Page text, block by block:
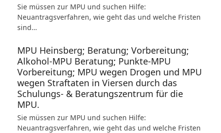
Sie müssen zur MPU und suchen Hilfe:
Neuantragsverfahren, wie geht das und welche Fristen
sind…
MPU Heinsberg; Beratung; Vorbereitung;
Alkohol-MPU Beratung; Punkte-MPU
Vorbereitung; MPU wegen Drogen und MPU
wegen Straftaten in Viersen durch das
Schulungs- & Beratungszentrum für die
MPU.
Sie müssen zur MPU und suchen Hilfe:
Neuantragsverfahren, wie geht das und welche Fristen